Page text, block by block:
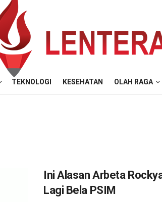
TEKNOLOGI KESEHATAN OLAH RAGA
Ini Alasan Arbeta
Lagi Bela PSIM